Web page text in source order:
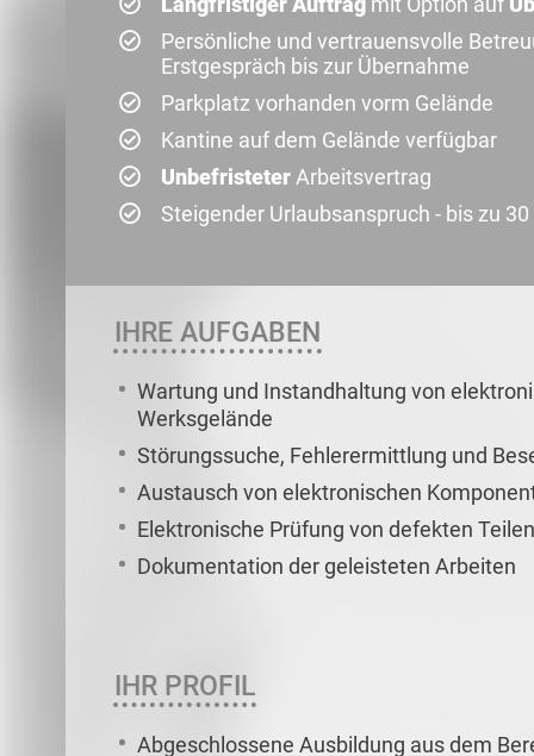
Persönliche und vertrauensvolle
Erstgespräch bis zur Übernahme
Parkplatz vorhanden vorm Gelände
Kantine auf dem Gelände verfügbar
Unbefristeter Arbeitsvertrag
Steigender Urlaubsanspruch - bis zu 30
IHRE AUFGABEN
Wartung und Instandhaltung von
Werksgelände
Störungssuche, Fehlerermittlung und
Austausch von elektronischen
Elektronische Prüfung von defekten Teilen
Dokumentation der geleisteten Arbeiten
IHR PROFIL
Abgeschlossene Ausbildung aus dem